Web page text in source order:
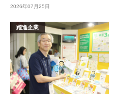
2026年07月25日
躍進企業